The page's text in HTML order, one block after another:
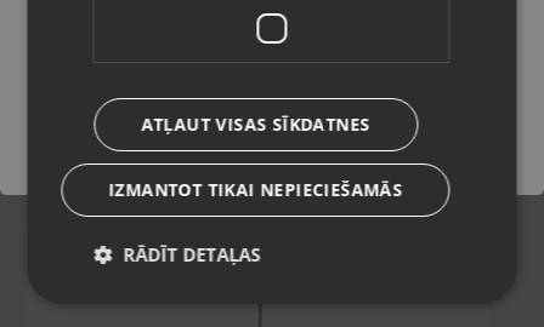
Stāvoklis Jauns (Garantija 24 mēneši)
35.00€
Saglabāt
ATĻAUT VISAS SĪKDATNES
IZMANTOT TIKAI NEPIECIEŠAMĀS
RĀDĪT DETAĻAS